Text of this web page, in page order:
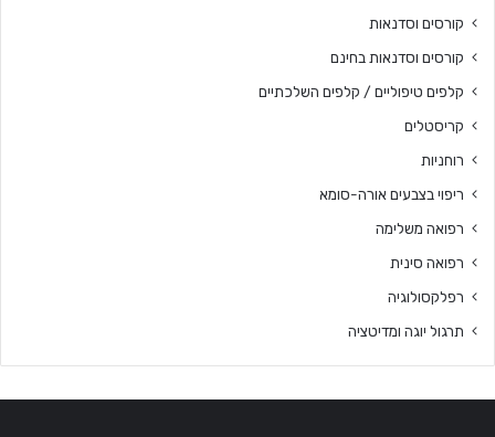
קורסים וסדנאות
קורסים וסדנאות בחינם
קלפים טיפוליים / קלפים השלכתיים
קריסטלים
רוחניות
ריפוי בצבעים אורה-סומא
רפואה משלימה
רפואה סינית
רפלקסולוגיה
תרגול יוגה ומדיטציה